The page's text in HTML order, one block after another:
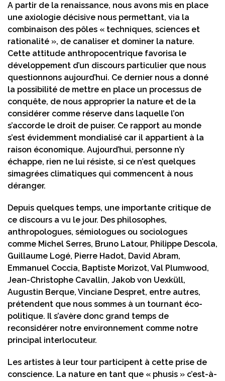
A partir de la renaissance, nous avons mis en place
une axiologie décisive nous permettant, via la
combinaison des pôles « techniques, sciences et
rationalité », de canaliser et dominer la nature.
Cette attitude anthropocentrique favorisa le
développement d’un discours particulier que nous
questionnons aujourd’hui. Ce dernier nous a donné
la possibilité de mettre en place un processus de
conquête, de nous approprier la nature et de la
considérer comme réserve dans laquelle l’on
s’accorde le droit de puiser. Ce rapport au monde
s’est évidemment mondialisé car il appartient à la
raison économique. Aujourd’hui, personne n’y
échappe, rien ne lui résiste, si ce n’est quelques
simagrées climatiques qui commencent à nous
déranger.
Depuis quelques temps, une importante critique de
ce discours a vu le jour. Des philosophes,
anthropologues, sémiologues ou sociologues
comme Michel Serres, Bruno Latour, Philippe Descola,
Guillaume Logé, Pierre Hadot, David Abram,
Emmanuel Coccia, Baptiste Morizot, Val Plumwood,
Jean-Christophe Cavallin, Jakob von Uexküll,
Augustin Berque, Vinciane Despret, entre autres,
prétendent que nous sommes à un tournant éco-
politique. Il s’avère donc grand temps de
reconsidérer notre environnement comme notre
principal interlocuteur.
Les artistes à leur tour participent à cette prise de
conscience. La nature en tant que « phusis » c’est-à-